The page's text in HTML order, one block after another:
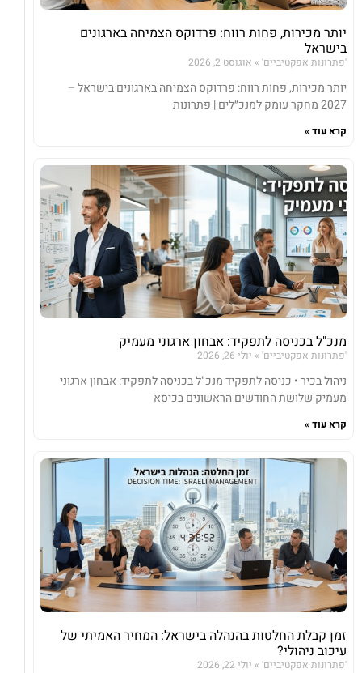
יותר מכירות, פחות רווח: פרדוקס הצמיחה בארגונים
בישראל
'פתרונות אפקטיביים' אוגוסט 2, 2026
יותר מכירות, פחות רווח: פרדוקס הצמיחה בארגונים בישראל –
2027 מחקר עומק למנכ״לים | פתרונות
קרא עוד »
מנכ"ל בכניסה לתפקיד: אבחון ארגוני מעמיק
'פתרונות אפקטיביים' יולי 26, 2026
ניהול בכיר • כניסה לתפקיד מנכ"ל בכניסה לתפקיד: אבחון ארגוני
מעמיק שלושת החודשים הראשונים בכיסא
קרא עוד »
זמן קבלת החלטות בהנהלה בישראל: המחיר האמיתי של
עיכוב ניהולי?
'פתרונות אפקטיביים' יולי 22, 2026